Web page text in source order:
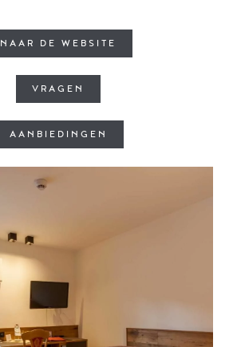
NAAR DE WEBSITE
VRAGEN
AANBIEDINGEN